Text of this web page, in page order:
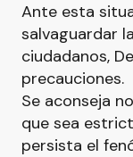
Ante esta
salvaguardar
ciudadanos,
precauciones.
Se aconseja
que sea
persista el